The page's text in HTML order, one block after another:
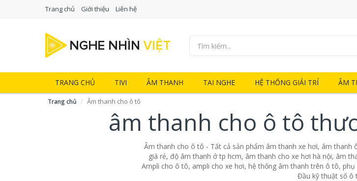
Trang chủ Giới thiệu Liên hệ
TRANG CHỦ TIVI ÂM THANH TAI NGHE HỆ THỐNG GIẢI TRÍ ÂM
Trang chủ Âm thanh cho ô tô
âm thanh cho ô tô
Âm thanh cho ô tô - Tất cả sản phẩm âm thanh xe hơi, âm
giá rẻ, độ âm thanh ở tp hcm, âm thanh cho xe hơi hà nội, âm
Ampli cho ô tô, ampli cho xe hơi, hệ thống âm thanh trên ô tô,
Đầu kỹ thuật số ô